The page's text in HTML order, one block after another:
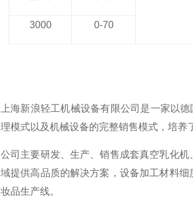
3000 0-70
上海新浪轻工机械设备有限公司是一家以
理模式以及机械设备的完整销售模式，培养
公司主要研发、生产、销售成套真空乳化
域提供高品质的解决方案，设备加工材料
妆品生产线。